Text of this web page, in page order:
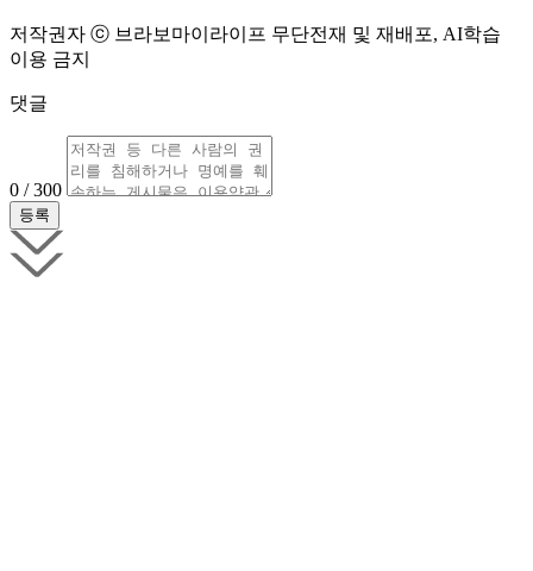
저작권자 ⓒ 브라보마이라이프 무단전재 및 재배포, AI학습
이용 금지
댓글
0 / 300